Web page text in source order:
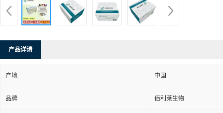
产品详请
产地 中国
品牌 佰利莱生物